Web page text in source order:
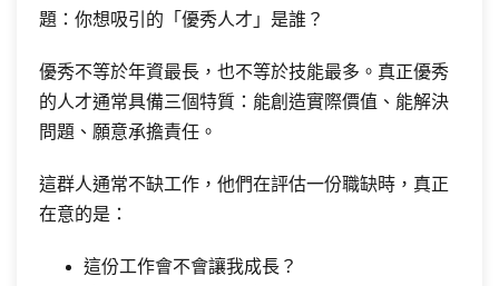
題：你想吸引的「優秀人才」是誰？
優秀不等於年資最長，也不等於技能最多。真正優秀
的人才通常具備三個特質：能創造實際價值、能解決
問題、願意承擔責任。
這群人通常不缺工作，他們在評估一份職缺時，真正
在意的是：
這份工作會不會讓我成長？